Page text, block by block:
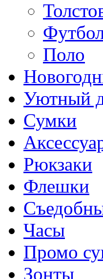
Поло
Уютный
Сумки
Рюкзаки
Флешки
Часы
Промо
Зонты